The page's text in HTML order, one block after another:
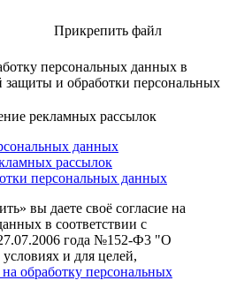
Прикрепить файл
персональных данных в
защиты и обработки персональных
рекламных рассылок
данных
рассылок
персональных данных
вы даете своё согласие на
в соответствии с
года №152-Ф3 "О
и для целей,
обработку персональных